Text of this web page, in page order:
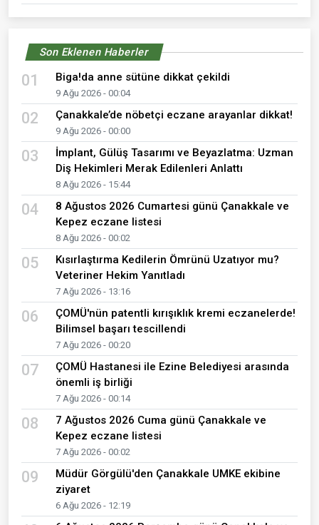
Son Eklenen Haberler
01 Biga!da anne sütüne dikkat çekildi
9 Ağu 2026 - 00:04
02 Çanakkale’de nöbetçi eczane arayanlar dikkat!
9 Ağu 2026 - 00:00
03
İmplant, Gülüş Tasarımı ve Beyazlatma: Uzman
Diş Hekimleri Merak Edilenleri Anlattı
8 Ağu 2026 - 15:44
04
8 Ağustos 2026 Cumartesi günü Çanakkale ve
Kepez eczane listesi
8 Ağu 2026 - 00:02
05
Kısırlaştırma Kedilerin Ömrünü Uzatıyor mu?
Veteriner Hekim Yanıtladı
7 Ağu 2026 - 13:16
06
ÇOMÜ'nün patentli kırışıklık kremi eczanelerde!
Bilimsel başarı tescillendi
7 Ağu 2026 - 00:20
07
ÇOMÜ Hastanesi ile Ezine Belediyesi arasında
önemli iş birliği
7 Ağu 2026 - 00:14
08
7 Ağustos 2026 Cuma günü Çanakkale ve
Kepez eczane listesi
7 Ağu 2026 - 00:02
09
Müdür Görgülü'den Çanakkale UMKE ekibine
ziyaret
6 Ağu 2026 - 12:19